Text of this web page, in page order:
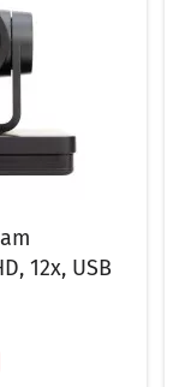
12x, USB